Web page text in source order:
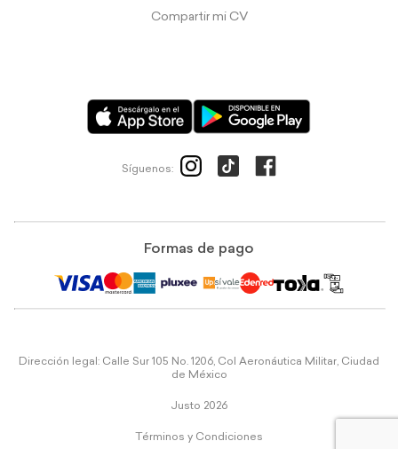
Compartir mi CV
Síguenos:
Formas de pago
Dirección legal: Calle Sur 105 No. 1206, Col Aeronáutica Militar, Ciudad
de México
Justo 2026
Términos y Condiciones